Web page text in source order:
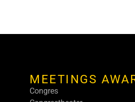
MEETINGS
Congres